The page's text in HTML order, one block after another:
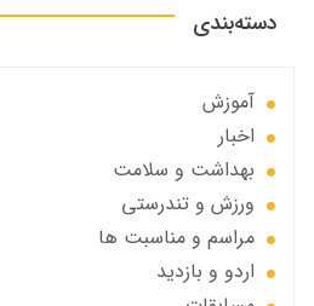
دسته‌بندی
آموزش
اخبار
بهداشت و سلامت
ورزش و تندرستی
مراسم و مناسبت ها
اردو و بازدید